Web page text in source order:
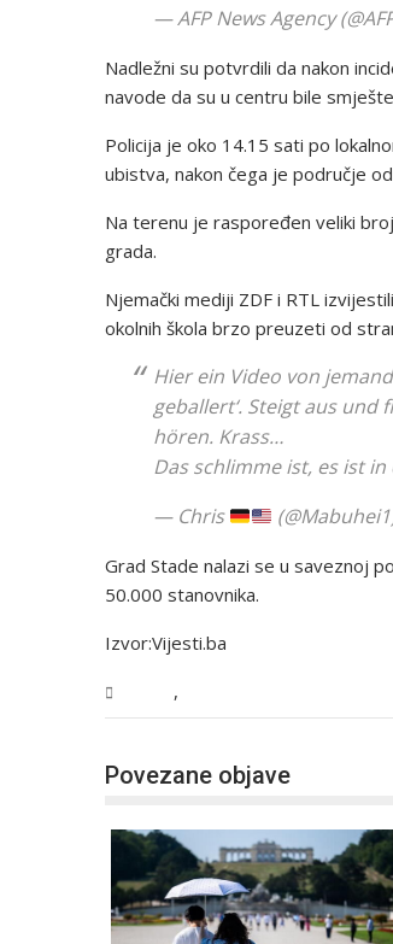
— AFP News Agency
Nadležni su potvrdili da nakon
navode da su u centru bile
Policija je oko 14.15 sati po
ubistva, nakon čega je područje
Na terenu je raspoređen veliki
grada.
Njemački mediji ZDF i RTL
okolnih škola brzo preuzeti od
Hier ein Video von
geballert‘. Steigt aus
hören. Krass…
Das schlimme ist, es ist
— Chris
Grad Stade nalazi se u saveznoj
50.000 stanovnika.
Izvor:Vijesti.ba
,
Povezane objave